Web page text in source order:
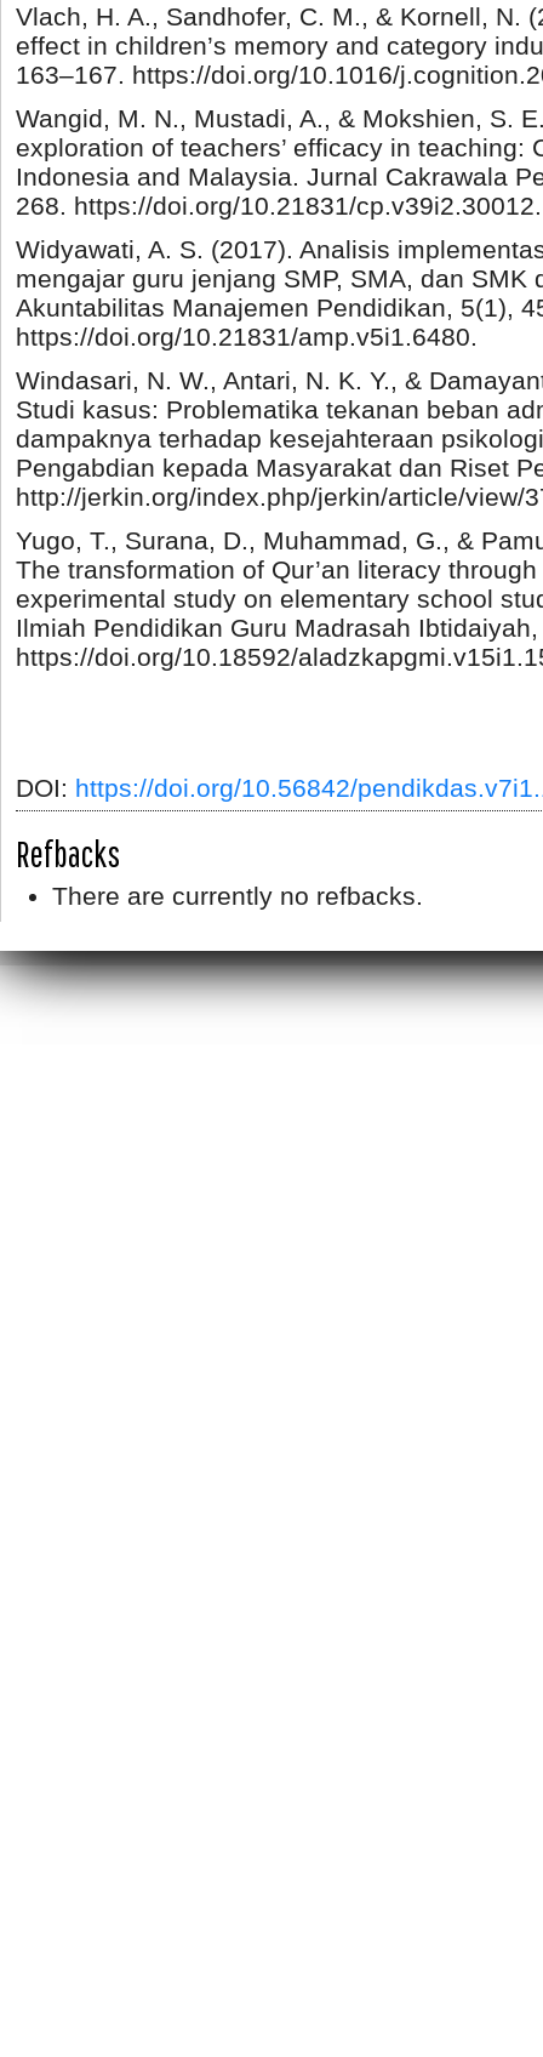
Vlach, H. A., Sandhofer, C. M., & Kornell, N.
effect in children’s memory and category
163–167. https://doi.org/10.1016/
Wangid, M. N., Mustadi, A., & Mokshien, S.
exploration of teachers’ efficacy in teaching:
Indonesia and Malaysia. Jurnal Cakrawala
268. https://doi.org/10.21831/cp.v39i2.30012.
Widyawati, A. S. (2017). Analisis
mengajar guru jenjang SMP, SMA, dan SMK
Akuntabilitas Manajemen Pendidikan, 5(1),
https://doi.org/10.21831/amp.v5i1.6480.
Windasari, N. W., Antari, N. K. Y., &
Studi kasus: Problematika tekanan beban
dampaknya terhadap kesejahteraan
Pengabdian kepada Masyarakat dan Riset
http://jerkin.org/index.php/jerkin/article/view/
Yugo, T., Surana, D., Muhammad, G., &
The transformation of Qur’an literacy
experimental study on elementary school
Ilmiah Pendidikan Guru Madrasah
https://doi.org/10.18592/
DOI: https://doi.org/10.56842/
Refbacks
There are currently no refbacks.